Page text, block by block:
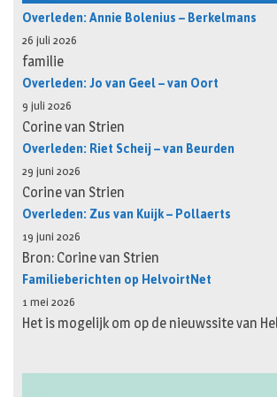
Overleden: Annie Bolenius – Berkelmans
26 juli 2026
familie
Overleden: Jo van Geel – van Oort
9 juli 2026
Corine van Strien
Overleden: Riet Scheij – van Beurden
29 juni 2026
Corine van Strien
Overleden: Zus van Kuijk – Pollaerts
19 juni 2026
Bron: Corine van Strien
Familieberichten op HelvoirtNet
1 mei 2026
Het is mogelijk om op de nieuwssite van